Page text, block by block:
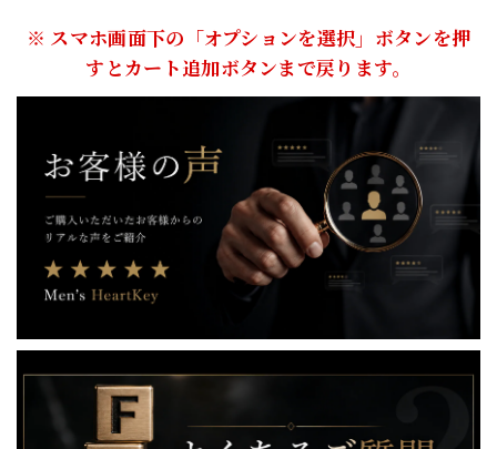
※ スマホ画面下の「オプションを選択」ボタンを押
すとカート追加ボタンまで戻ります。